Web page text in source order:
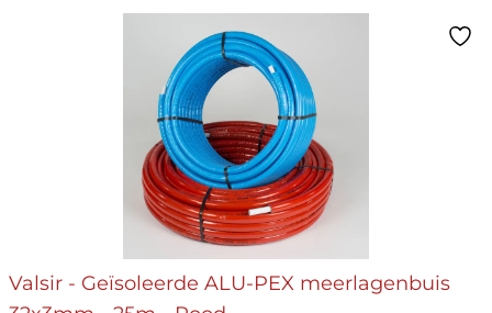
Valsir - Geïsoleerde ALU-PEX meerlagenbuis